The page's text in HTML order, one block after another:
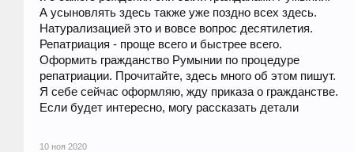
А усыновлять здесь также уже поздно всех здесь.
Натурализацией это и вовсе вопрос десятилетия.
Репатриация - проще всего и быстрее всего.
Оформить гражданство Румынии по процедуре
репатриации. Прочитайте, здесь много об этом пишут.
Я себе сейчас оформляю, жду приказа о гражданстве.
Если будет интересно, могу рассказать детали
10 ноя 2020